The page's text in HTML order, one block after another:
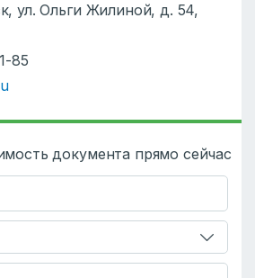
ул. Ольги Жилиной, д. 54,
85
документа прямо сейчас